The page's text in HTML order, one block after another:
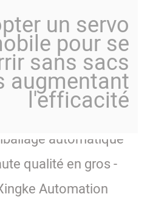
un servo
pour se
sans sacs
augmentant
l'efficacité